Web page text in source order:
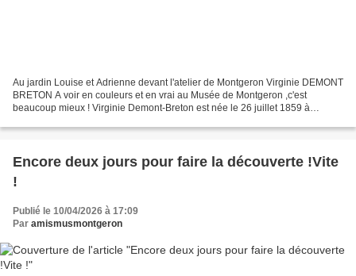
Au jardin Louise et Adrienne devant l'atelier de Montgeron Virginie DEMONT
BRETON A voir en couleurs et en vrai au Musée de Montgeron ,c'est
beaucoup mieux ! Virginie Demont-Breton est née le 26 juillet 1859 à
Encore deux jours pour faire la découverte !Vite
!
Publié le 10/04/2026 à 17:09
Par amismusmontgeron